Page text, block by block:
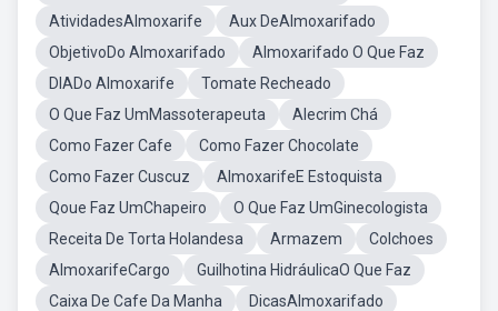
AtividadesAlmoxarife
Aux DeAlmoxarifado
ObjetivoDo Almoxarifado
Almoxarifado O Que Faz
DIADo Almoxarife
Tomate Recheado
O Que Faz UmMassoterapeuta
Alecrim Chá
Como Fazer Cafe
Como Fazer Chocolate
Como Fazer Cuscuz
AlmoxarifeE Estoquista
Qoue Faz UmChapeiro
O Que Faz UmGinecologista
Receita De Torta Holandesa
Armazem
Colchoes
AlmoxarifeCargo
Guilhotina HidráulicaO Que Faz
Caixa De Cafe Da Manha
DicasAlmoxarifado